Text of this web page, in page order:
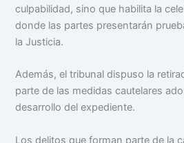
culpabilidad, sino que habilita la
donde las partes presentarán
la Justicia.
Además, el tribunal dispuso la
parte de las medidas cautelares
desarrollo del expediente.
Los delitos que forman parte de la